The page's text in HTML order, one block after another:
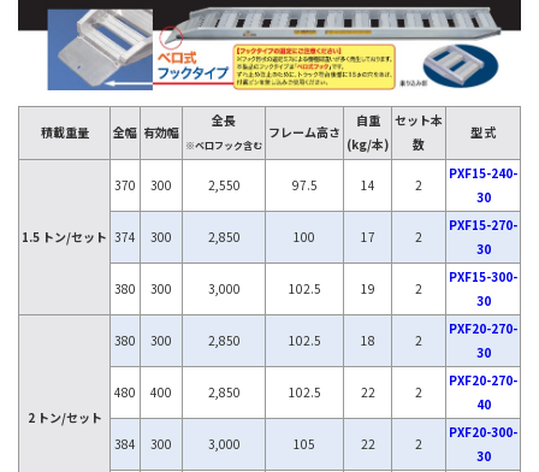
積載重量 全幅 有効幅
全長
※ベロフック含む
フレーム高さ
自重
(kg/本)
セット本
数
型 式
1.5 トン/セット
370 300 2,550 97.5 14 2
PXF15-240-
30
374 300 2,850 100 17 2
PXF15-270-
30
380 300 3,000 102.5 19 2
PXF15-300-
30
2 トン/セット
380 300 2,850 102.5 18 2
PXF20-270-
30
480 400 2,850 102.5 22 2
PXF20-270-
40
384 300 3,000 105 22 2
PXF20-300-
30